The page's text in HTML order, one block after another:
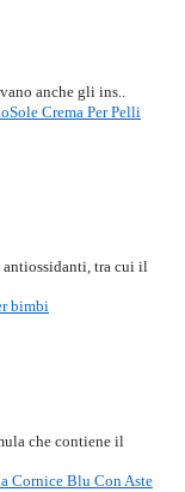
anche gli ins..
Crema Per Pelli
tra cui il
bimbi
che contiene il
Cornice Blu Con Aste